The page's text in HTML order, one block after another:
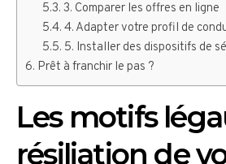
3. Comparer les offres en ligne
4. Adapter votre profil de
5. Installer des dispositifs de
Prêt à franchir le pas ?
Les motifs
résiliation de